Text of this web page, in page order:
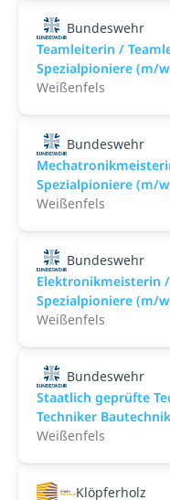
Bundeswehr
Teamleiterin /
Spezialpioniere (m/
Weißenfels
Bundeswehr
Spezialpioniere (m/
Weißenfels
Bundeswehr
Elektronikmeisterin
Spezialpioniere (m/
Weißenfels
Bundeswehr
Staatlich geprüfte
Techniker
Weißenfels
Klöpferholz